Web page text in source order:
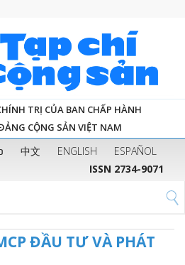
TRỊ CỦA BAN CHẤP HÀNH
CỘNG SẢN VIỆT NAM
中文 ENGLISH
ESPAÑOL
ISSN 2734-9071
ĐẦU TƯ VÀ PHÁT